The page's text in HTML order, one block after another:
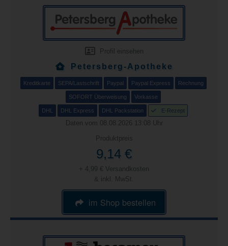
Profil einsehen
Petersberg-Apotheke
Kreditkarte SEPA/Lastschrift Paypal Paypal Express Rechnung
SOFORT Überweisung Vorkasse
DHL DHL Express DHL Packstation E-Rezept
Daten vom 08.08.2026 13:08 Uhr
Produktpreis
9,14 €
+ 4,99 € Versandkosten
& inkl. MwSt.
im Shop bestellen